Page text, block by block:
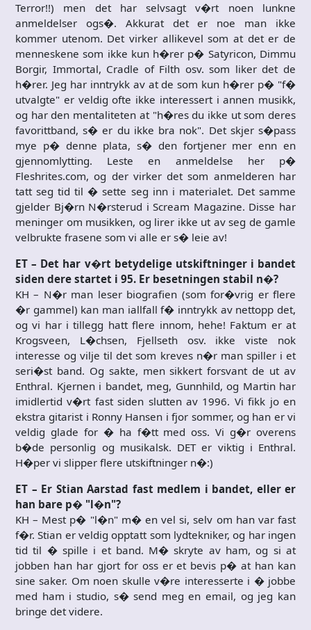
Terror!!) men det har selvsagt v�rt noen lunkne
anmeldelser ogs�. Akkurat det er noe man ikke
kommer utenom. Det virker allikevel som at det er de
menneskene som ikke kun h�rer p� Satyricon, Dimmu
Borgir, Immortal, Cradle of Filth osv. som liker det de
h�rer. Jeg har inntrykk av at de som kun h�rer p� "f�
utvalgte" er veldig ofte ikke interessert i annen musikk,
og har den mentaliteten at "h�res du ikke ut som deres
favorittband, s� er du ikke bra nok". Det skjer s�pass
mye p� denne plata, s� den fortjener mer enn en
gjennomlytting. Leste en anmeldelse her p�
Fleshrites.com, og der virker det som anmelderen har
tatt seg tid til � sette seg inn i materialet. Det samme
gjelder Bj�rn N�rsterud i Scream Magazine. Disse har
meninger om musikken, og lirer ikke ut av seg de gamle
velbrukte frasene som vi alle er s� leie av!
ET – Det har v�rt betydelige utskiftninger i bandet
siden dere startet i 95. Er besetningen stabil n�?
KH – N�r man leser biografien (som for�vrig er flere
�r gammel) kan man iallfall f� inntrykk av nettopp det,
og vi har i tillegg hatt flere innom, hehe! Faktum er at
Krogsveen, L�chsen, Fjellseth osv. ikke viste nok
interesse og vilje til det som kreves n�r man spiller i et
seri�st band. Og sakte, men sikkert forsvant de ut av
Enthral. Kjernen i bandet, meg, Gunnhild, og Martin har
imidlertid v�rt fast siden slutten av 1996. Vi fikk jo en
ekstra gitarist i Ronny Hansen i fjor sommer, og han er vi
veldig glade for � ha f�tt med oss. Vi g�r overens
b�de personlig og musikalsk. DET er viktig i Enthral.
H�per vi slipper flere utskiftninger n�:)
ET – Er Stian Aarstad fast medlem i bandet, eller er
han bare p� "l�n"?
KH – Mest p� "l�n" m� en vel si, selv om han var fast
f�r. Stian er veldig opptatt som lydtekniker, og har ingen
tid til � spille i et band. M� skryte av ham, og si at
jobben han har gjort for oss er et bevis p� at han kan
sine saker. Om noen skulle v�re interesserte i � jobbe
med ham i studio, s� send meg en email, og jeg kan
bringe det videre.